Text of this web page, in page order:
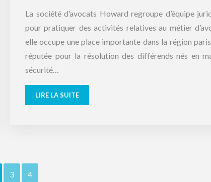
La société d’avocats Howard regroupe d’équipe
pour pratiquer des activités relatives au métier
elle occupe une place importante dans la région
réputée pour la résolution des différends nés en
sécurité…
LIRE LA SUITE
3 4